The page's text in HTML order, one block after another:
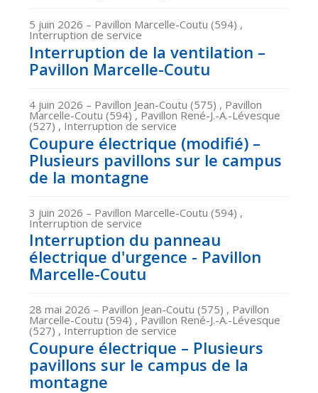
5 juin 2026 – Pavillon Marcelle-Coutu (594) ,
Interruption de service
Interruption de la ventilation –
Pavillon Marcelle-Coutu
4 juin 2026 – Pavillon Jean-Coutu (575) , Pavillon
Marcelle-Coutu (594) , Pavillon René-J.-A.-Lévesque
(527) , Interruption de service
Coupure électrique (modifié) –
Plusieurs pavillons sur le campus
de la montagne
3 juin 2026 – Pavillon Marcelle-Coutu (594) ,
Interruption de service
Interruption du panneau
électrique d'urgence - Pavillon
Marcelle-Coutu
28 mai 2026 – Pavillon Jean-Coutu (575) , Pavillon
Marcelle-Coutu (594) , Pavillon René-J.-A.-Lévesque
(527) , Interruption de service
Coupure électrique – Plusieurs
pavillons sur le campus de la
montagne